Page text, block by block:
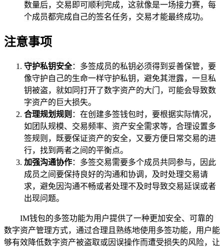
数量后，交易即可顺利完成，这就像是一场接力赛，每
个成员都完成自己的签名任务，交易才能最终成功。
注意事项
守护私钥安全：多签成员的私钥必须得到妥善保管，要
像守护自己的生命一样守护私钥，避免其泄露，一旦私
钥被盗，就如同打开了数字资产的大门，可能会导致数
字资产的巨大损失。
合理规划规则 ：在创建多签钱包时，要根据实际情况，
如团队规模、交易频率、资产安全需求等，合理设置多
签规则，既要保证资产的安全，又要方便日常交易的进
行，找到两者之间的平衡点。
加强沟通协作：多签交易需要多个成员共同参与，因此
成员之间要保持良好的沟通和协调，及时处理交易请
求，避免因沟通不畅或者处理不及时导致交易延误或者
出现问题。
IM钱包的多签功能为用户提供了一种更加安全、可靠的
数字资产管理方式，通过合理且熟练地使用多签功能，用户能
够有效降低数字资产被盗取或因误操作而遭受损失的风险，让